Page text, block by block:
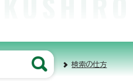
検索の仕方